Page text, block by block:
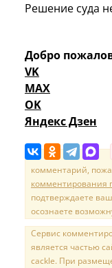
Решение суда
Добро
VK
MAX
OK
Яндекс Дзен
комментарий,
комментирования
подтверждаете
осознаете
Сервис
является частью
cackle. При